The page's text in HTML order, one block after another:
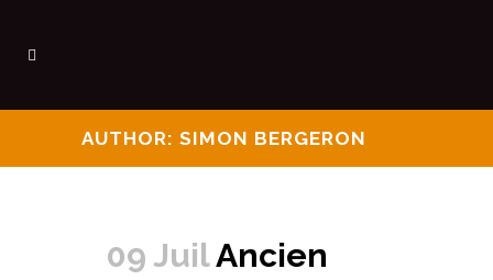
AUTHOR: SIMON BERGERON
09 JuilAncien